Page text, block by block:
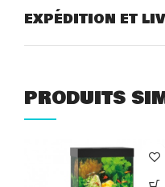
EXPÉDITION ET
PRODUITS